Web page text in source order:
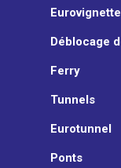
Eurovignette
Déblocage
Ferry
Tunnels
Eurotunnel
Ponts